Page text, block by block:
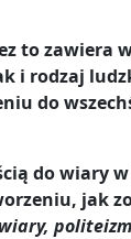
to zawiera
i rodzaj
do
do wiary
jak